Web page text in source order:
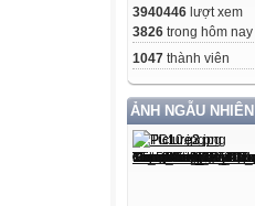
3940446 lượt xem
3826 trong hôm nay
1047 thành viên
ẢNH NGẪU NHIÊN